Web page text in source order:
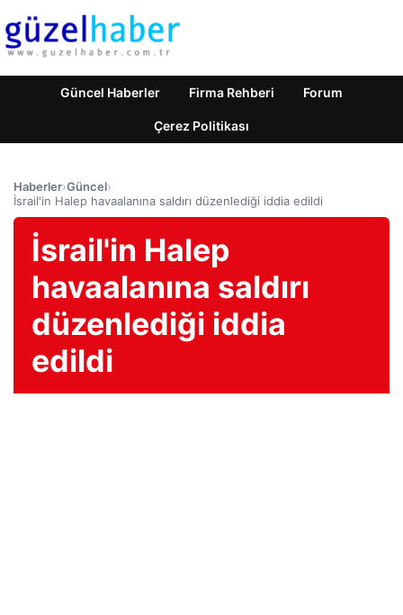
Güncel Haberler Firma Rehberi Forum
Çerez Politikası
Haberler›Güncel›
İsrail'in Halep havaalanına saldırı düzenlediği iddia edildi
İsrail'in Halep
havaalanına saldırı
düzenlediği iddia
edildi